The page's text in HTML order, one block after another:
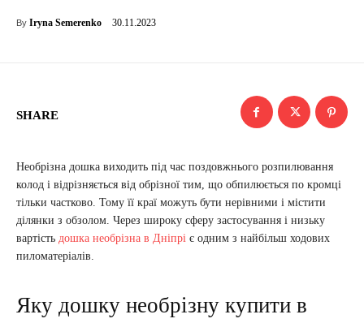
By Iryna Semerenko 30.11.2023
SHARE
Необрізна дошка виходить під час поздовжнього розпилювання
колод і відрізняється від обрізної тим, що обпилюється по кромці
тільки частково. Тому її краї можуть бути нерівними і містити
ділянки з обзолом. Через широку сферу застосування і низьку
вартість дошка необрізна в Дніпрі є одним з найбільш ходових
пиломатеріалів.
Яку дошку необрізну купити в